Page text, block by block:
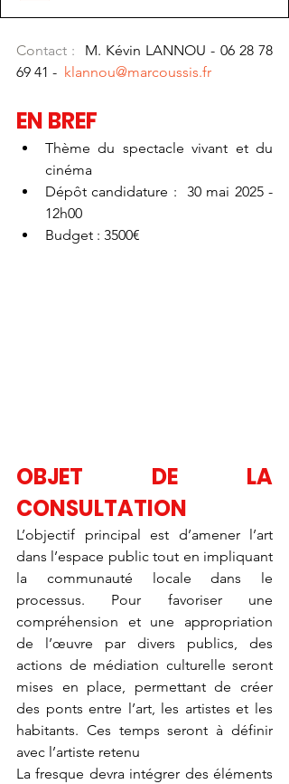
Contact :
M. Kévin LANNOU - 06 28 78
69 41 - klannou@marcoussis.fr
EN BREF
Thème du spectacle vivant et du
cinéma
Dépôt candidature :  30 mai 2025 -
12h00
Budget : 3500€
OBJET DE LA
CONSULTATION
L’objectif principal est d’amener l’art
dans l’espace public tout en impliquant
la communauté locale dans le
processus. Pour favoriser une
compréhension et une appropriation
de l’œuvre par divers publics, des
actions de médiation culturelle seront
mises en place, permettant de créer
des ponts entre l’art, les artistes et les
habitants. Ces temps seront à définir
avec l’artiste retenu
La fresque devra intégrer des éléments